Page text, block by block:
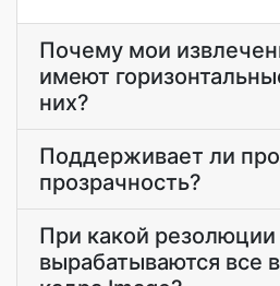
Почему мои
имеют
них?
Поддерживает ли
прозрачность?
При какой резолюции
вырабатываются все